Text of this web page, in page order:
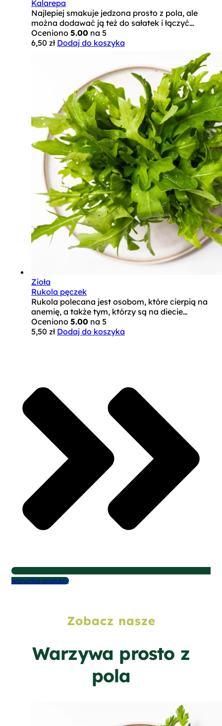
Kalarepa
Najlepiej smakuje jedzona prosto z pola, ale
można dodawać ją też do sałatek i łączyć…
Oceniono 5.00 na 5
6,50 zł Dodaj do koszyka
Zioła
Rukola pęczek
Rukola polecana jest osobom, które cierpią na
anemię, a także tym, którzy są na diecie…
Oceniono 5.00 na 5
5,50 zł Dodaj do koszyka
Wszystkie produkty
Zobacz nasze
Warzywa prosto z
pola